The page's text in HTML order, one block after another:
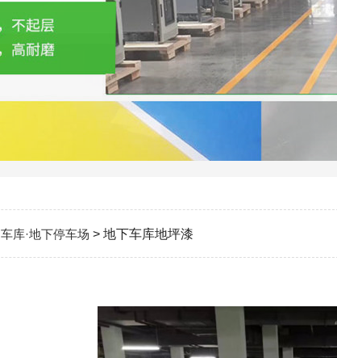
车库·地下停车场 > 地下车库地坪漆